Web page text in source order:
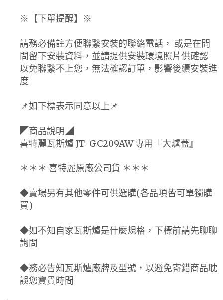
※【下單提醒】※
請務必備註方便聯繫安裝的聯絡電話， 或是在問
問留下安裝資料，並請提供安裝環境照片供確認
以免聯繫不上您，無法確認訂單，影響後續安裝進
度
📌如下標表示同意以上📌
◤商品說明◢
喜特麗瓦斯爐 JT-GC209AW 專用『大爐蓋』
＊＊＊ 喜特麗原廠公司貨 ＊＊＊
◆賣場另有其他零件可供選購(各品項皆可單獨購
買)
◆如不知自家瓦斯爐是什麼規格，下標前請先聊聊
詢問
◆務必告知瓦斯爐廠牌及型號，以避免寄錯商品耽
誤您寶貴時間